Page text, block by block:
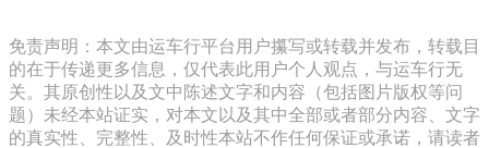
免责声明：本文由运车行平台用户攥写或转载并发布，转载目
的在于传递更多信息，仅代表此用户个人观点，与运车行无
关。其原创性以及文中陈述文字和内容（包括图片版权等问
题）未经本站证实，对本文以及其中全部或者部分内容、文字
的真实性、完整性、及时性本站不作任何保证或承诺，请读者